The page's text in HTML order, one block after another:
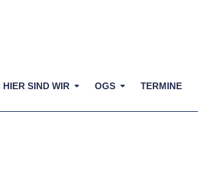
HIER SIND WIR OGS TERMINE